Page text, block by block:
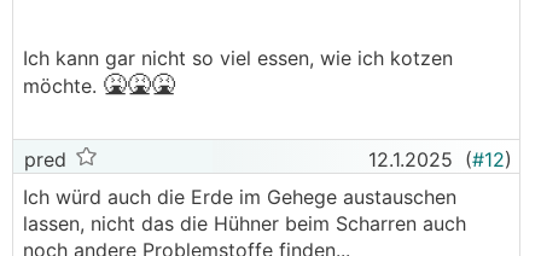
Ich kann gar nicht so viel essen, wie ich kotzen
möchte. 🤮🤮🤮
pred 12.1.2025 (#12)
Ich würd auch die Erde im Gehege austauschen
lassen, nicht das die Hühner beim Scharren auch
noch andere Problemstoffe finden...